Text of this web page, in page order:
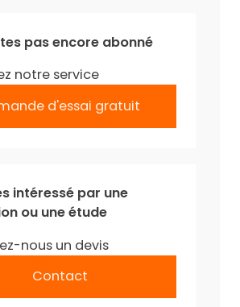
pas encore abonné
notre service
d'essai gratuit
intéressé par une
ou une étude
nous un devis
Contact